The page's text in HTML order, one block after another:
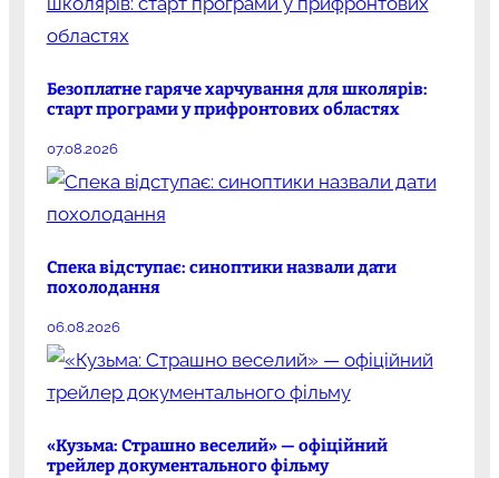
Безоплатне гаряче харчування для школярів:
старт програми у прифронтових областях
07.08.2026
Спека відступає: синоптики назвали дати
похолодання
06.08.2026
«Кузьма: Страшно веселий» — офіційний
трейлер документального фільму